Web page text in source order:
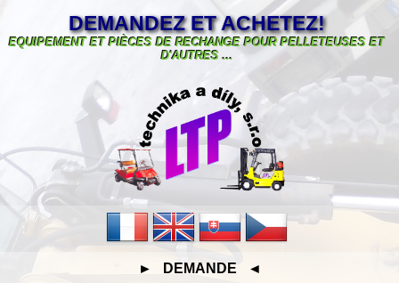
DEMANDEZ ET ACHETEZ!
EQUIPEMENT ET PIÈCES DE RECHANGE POUR PELLETEUSES ET
D'AUTRES ...
► DEMANDE ◄